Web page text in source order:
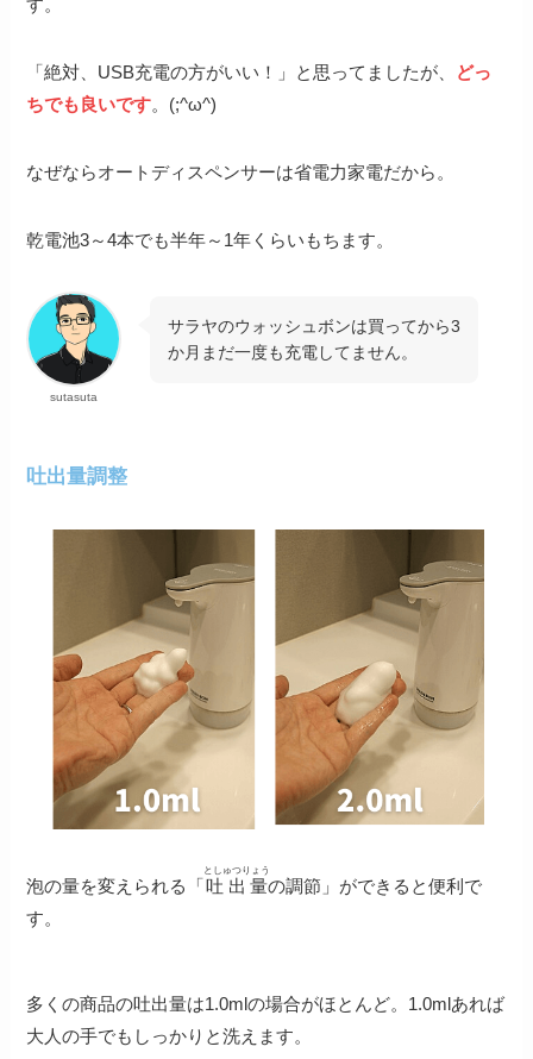
す。
「絶対、USB充電の方がいい！」と思ってましたが、 どっ
ちでも良いです。(;^ω^)
なぜならオートディスペンサーは省電力家電だから。
乾電池3～4本でも半年～1年くらいもちます。
sutasuta
サラヤのウォッシュボンは買ってから3
か月まだ一度も充電してません。
吐出量調整
泡の量を変えられる「吐出量
としゅつりょう
の調節」ができると便利で
す。
多くの商品の吐出量は1.0mlの場合がほとんど。1.0mlあれば
大人の手でもしっかりと洗えます。